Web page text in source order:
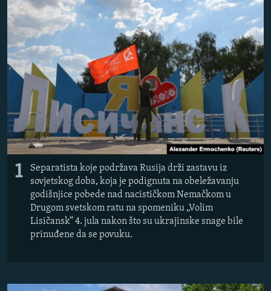
ISPRIČAJ MI
DNEVNO@RSE
SPECIJALI RSE
VIŠE OD NASLOVA
GENOCID U SREBRENICI
POPLAVE I KLIZIŠTA U BIH 2024.
TV LIBERTY
POST SCRIPTUM
MOJA EVROPA
TRI DECENIJE OD RATA U BIH
SVE KARTE DEJTONA
PRATITE NAS
Sve RFE/RL stranice
1
Separatista koje podržava Rusija drži zastavu iz
sovjetskog doba, koja je podignuta na obeležavanju
godišnjice pobede nad nacističkom Nemačkom u
Drugom svetskom ratu na spomeniku „Volim
Lisičansk“ 4. jula nakon što su ukrajinske snage bile
prinuđene da se povuku.